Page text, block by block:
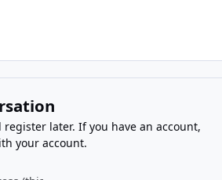
register later. If you have an account,
your account.